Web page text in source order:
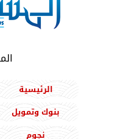
الرئيسية
بنوك وتمويل
نجوم